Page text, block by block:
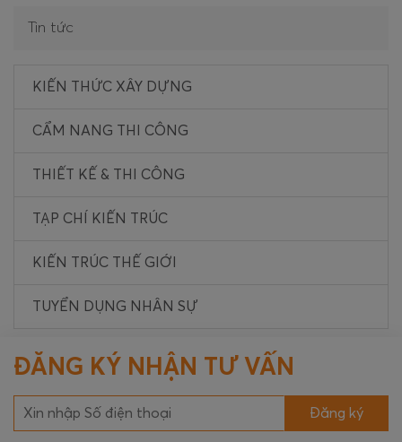
Tin tức
KIẾN THỨC XÂY DỰNG
CẨM NANG THI CÔNG
THIẾT KẾ & THI CÔNG
TẠP CHÍ KIẾN TRÚC
KIẾN TRÚC THẾ GIỚI
TUYỂN DỤNG NHÂN SỰ
ĐĂNG KÝ NHẬN TƯ VẤN
Đăng ký